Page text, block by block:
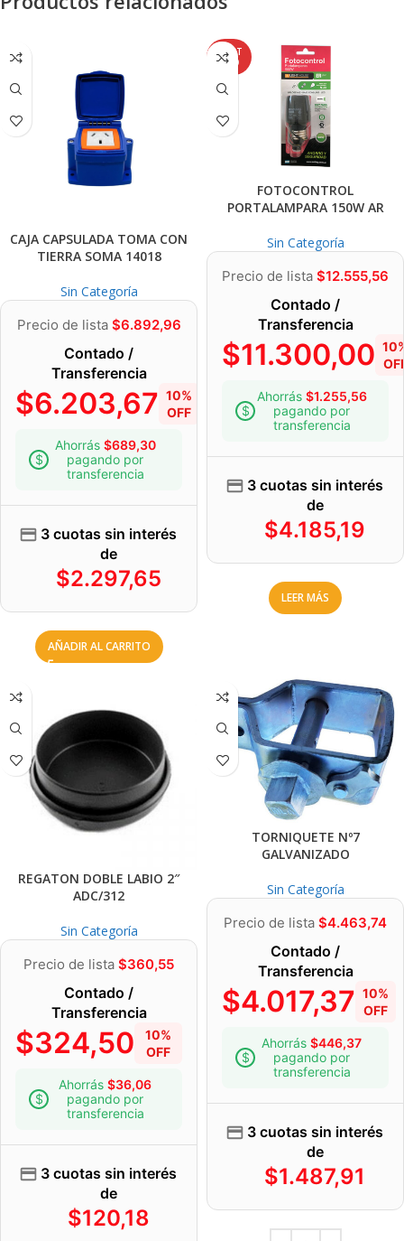
CAJA CAPSULADA TOMA CON
TIERRA SOMA 14018
Sin Categoría
Precio de lista $6.892,96
Contado /
Transferencia
$6.203,67 10%
OFF
Ahorrás $689,30
pagando por
transferencia
3 cuotas sin interés
de
$2.297,65
AÑADIR AL CARRITO
AGOT
ADO
FOTOCONTROL
PORTALAMPARA 150W AR
Sin Categoría
Precio de lista $12.555,56
Contado /
Transferencia
$11.300,00
Ahorrás $1.255,56
pagando por
transferencia
3 cuotas sin interés
de
$4.185,19
LEER MÁS
REGATON DOBLE LABIO 2″
ADC/312
Sin Categoría
Precio de lista $360,55
Contado /
Transferencia
$324,50
10%
OFF
Ahorrás $36,06
pagando por
transferencia
3 cuotas sin interés
de
$120,18
TORNIQUETE Nº7
GALVANIZADO
Sin Categoría
Precio de lista $4.463,74
Contado /
Transferencia
$4.017,37 10%
OFF
Ahorrás $446,37
pagando por
transferencia
3 cuotas sin interés
de
$1.487,91